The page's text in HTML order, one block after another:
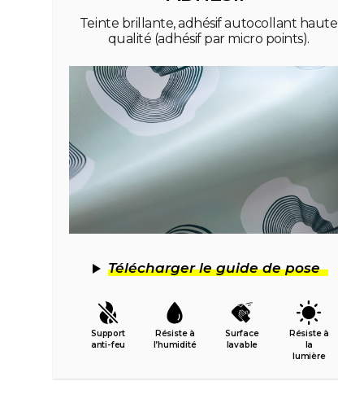
Teinte brillante, adhésif autocollant haute
qualité (adhésif par micro points).
Télécharger le guide de pose
Support
anti-feu
Résiste à
l’humidité
Surface
lavable
Résiste à
la
lumière